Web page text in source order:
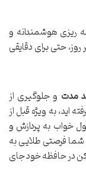
ریزی هوشمندانه و
حتی برای دقایقی
مدت و جلوگیری از
اید، به ویژه قبل از
خواب به پردازش و
شما فرصتی طلایی به
در حافظه خود جای